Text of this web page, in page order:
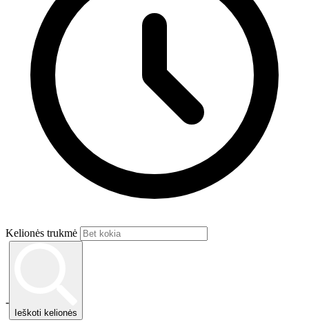
Kelionės trukmė
-
Ieškoti kelionės